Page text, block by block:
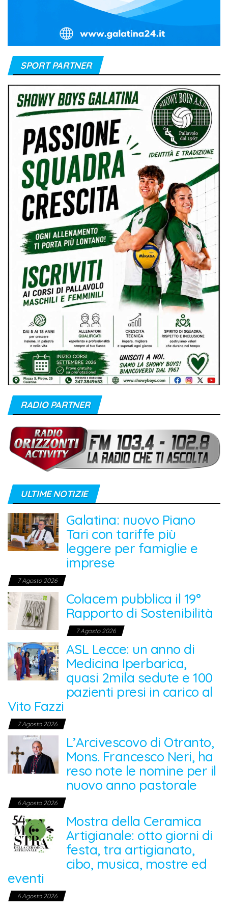
SPORT PARTNER
RADIO PARTNER
ULTIME NOTIZIE
Galatina: nuovo Piano
Tari con tariffe più
leggere per famiglie e
imprese
7 Agosto 2026
Colacem pubblica il 19°
Rapporto di Sostenibilità
7 Agosto 2026
ASL Lecce: un anno di
Medicina Iperbarica,
quasi 2mila sedute e 100
pazienti presi in carico al
Vito Fazzi
7 Agosto 2026
L’Arcivescovo di Otranto,
Mons. Francesco Neri, ha
reso note le nomine per il
nuovo anno pastorale
6 Agosto 2026
Mostra della Ceramica
Artigianale: otto giorni di
festa, tra artigianato,
cibo, musica, mostre ed
eventi
6 Agosto 2026